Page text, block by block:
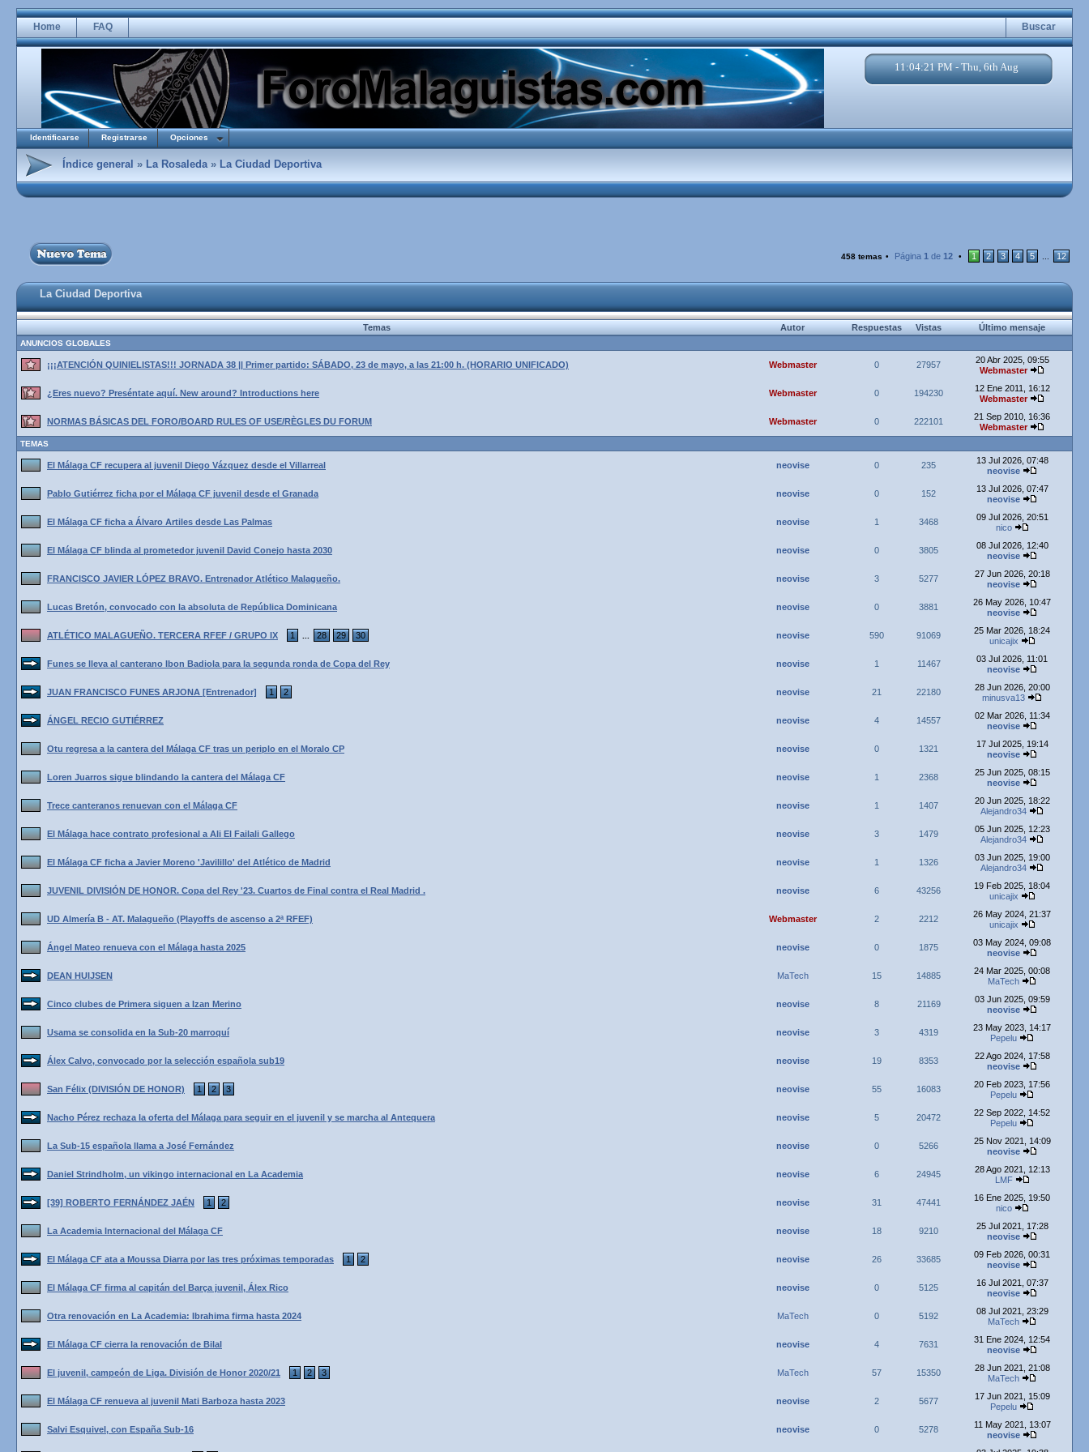
Home FAQ Buscar
11:04:22 PM - Thu, 6th Aug
Identificarse Registrarse Opciones
Índice general » La Rosaleda» La Ciudad Deportiva
458 temas • Página 1 de 12 • 1 2 3 4 5 12
La Ciudad Deportiva
Temas Autor Respuestas Vistas Último mensaje
ANUNCIOS GLOBALES
¡¡¡ATENCIÓN QUINIELISTAS!!! JORNADA 38 || Primer partido: SÁBADO, 23 de mayo, a las 21:00 h. (HORARIO UNIFICADO) Webmaster 0 27957
20 Abr 2025, 09:55
Webmaster
¿Eres nuevo? Preséntate aquí. New around? Introductions here Webmaster 0 194230
12 Ene 2011, 16:12
Webmaster
NORMAS BÁSICAS DEL FORO/BOARD RULES OF USE/RÈGLES DU FORUM Webmaster 0 222101
21 Sep 2010, 16:36
Webmaster
TEMAS
El Málaga CF recupera al juvenil Diego Vázquez desde el Villarreal neovise 0 235
13 Jul 2026, 07:48
neovise
Pablo Gutiérrez ficha por el Málaga CF juvenil desde el Granada neovise 0 152
13 Jul 2026, 07:47
neovise
El Málaga CF ficha a Álvaro Artiles desde Las Palmas neovise 1 3468
09 Jul 2026, 20:51
nico
El Málaga CF blinda al prometedor juvenil David Conejo hasta 2030 neovise 0 3805
08 Jul 2026, 12:40
neovise
FRANCISCO JAVIER LÓPEZ BRAVO. Entrenador Atlético Malagueño. neovise 3 5277
27 Jun 2026, 20:18
neovise
Lucas Bretón, convocado con la absoluta de República Dominicana neovise 0 3881
26 May 2026, 10:47
neovise
ATLÉTICO MALAGUEÑO. TERCERA RFEF / GRUPO IX 1 28 29 30 neovise 590 91069
25 Mar 2026, 18:24
unicajix
Funes se lleva al canterano Ibon Badiola para la segunda ronda de Copa del Rey neovise 1 11467
03 Jul 2026, 11:01
neovise
JUAN FRANCISCO FUNES ARJONA [Entrenador] 1 2 neovise 21 22180
28 Jun 2026, 20:00
minusva13
ÁNGEL RECIO GUTIÉRREZ neovise 4 14557
02 Mar 2026, 11:34
neovise
Otu regresa a la cantera del Málaga CF tras un periplo en el Moralo CP neovise 0 1321
17 Jul 2025, 19:14
neovise
Loren Juarros sigue blindando la cantera del Málaga CF neovise 1 2368
25 Jun 2025, 08:15
neovise
Trece canteranos renuevan con el Málaga CF neovise 1 1407
20 Jun 2025, 18:22
Alejandro34
El Málaga hace contrato profesional a Ali El Failali Gallego neovise 3 1479
05 Jun 2025, 12:23
Alejandro34
El Málaga CF ficha a Javier Moreno 'Javilillo' del Atlético de Madrid neovise 1 1326
03 Jun 2025, 19:00
Alejandro34
JUVENIL DIVISIÓN DE HONOR. Copa del Rey '23. Cuartos de Final contra el Real Madrid . neovise 6 43256
19 Feb 2025, 18:04
unicajix
UD Almería B - AT. Malagueño (Playoffs de ascenso a 2ª RFEF) Webmaster 2 2212
26 May 2024, 21:37
unicajix
Ángel Mateo renueva con el Málaga hasta 2025 neovise 0 1875
03 May 2024, 09:08
neovise
DEAN HUIJSEN MaTech 15 14885
24 Mar 2025, 00:08
MaTech
Cinco clubes de Primera siguen a Izan Merino neovise 8 21169
03 Jun 2025, 09:59
neovise
Usama se consolida en la Sub-20 marroquí neovise 3 4319
23 May 2023, 14:17
Pepelu
Álex Calvo, convocado por la selección española sub19 neovise 19 8353
22 Ago 2024, 17:58
neovise
San Félix (DIVISIÓN DE HONOR) 1 2 3 neovise 55 16083
20 Feb 2023, 17:56
Pepelu
Nacho Pérez rechaza la oferta del Málaga para seguir en el juvenil y se marcha al Antequera neovise 5 20472
22 Sep 2022, 14:52
Pepelu
La Sub-15 española llama a José Fernández neovise 0 5266
25 Nov 2021, 14:09
neovise
Daniel Strindholm, un vikingo internacional en La Academia neovise 6 24945
28 Ago 2021, 12:13
LMF
[39] ROBERTO FERNÁNDEZ JAÉN 1 2 neovise 31 47441
16 Ene 2025, 19:50
nico
La Academia Internacional del Málaga CF neovise 18 9210
25 Jul 2021, 17:28
neovise
El Málaga CF ata a Moussa Diarra por las tres próximas temporadas 1 2 neovise 26 33685
09 Feb 2026, 00:31
neovise
El Málaga CF firma al capitán del Barça juvenil, Álex Rico neovise 0 5125
16 Jul 2021, 07:37
neovise
Otra renovación en La Academia: Ibrahima firma hasta 2024 MaTech 0 5192
08 Jul 2021, 23:29
MaTech
El Málaga CF cierra la renovación de Bilal neovise 4 7631
31 Ene 2024, 12:54
neovise
El juvenil, campeón de Liga. División de Honor 2020/21 1 2 3 MaTech 57 15350
28 Jun 2021, 21:08
MaTech
El Málaga CF renueva al juvenil Mati Barboza hasta 2023 neovise 2 5677
17 Jun 2021, 15:09
Pepelu
Salvi Esquivel, con España Sub-16 neovise 0 5278
11 May 2021, 13:07
neovise